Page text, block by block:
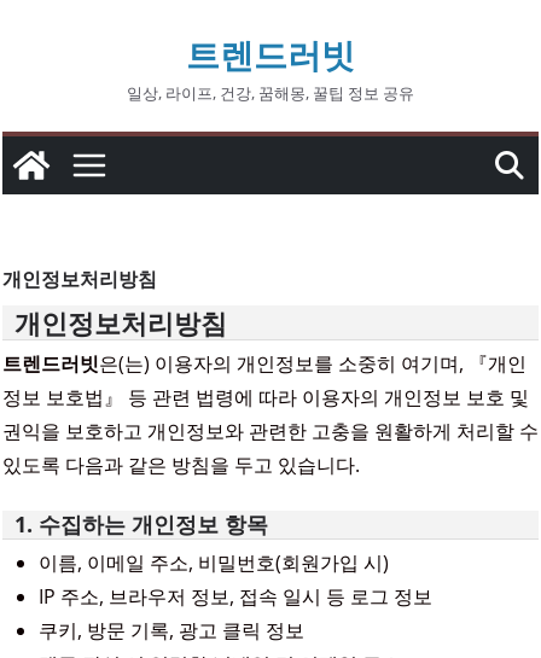
트렌드러빗
일상, 라이프, 건강, 꿈해몽, 꿀팁 정보 공유
개인정보처리방침
개인정보처리방침
트렌드러빗은(는) 이용자의 개인정보를 소중히 여기며, 『개인
정보 보호법』 등 관련 법령에 따라 이용자의 개인정보 보호 및
권익을 보호하고 개인정보와 관련한 고충을 원활하게 처리할 수
있도록 다음과 같은 방침을 두고 있습니다.
1. 수집하는 개인정보 항목
이름, 이메일 주소, 비밀번호(회원가입 시)
IP 주소, 브라우저 정보, 접속 일시 등 로그 정보
쿠키, 방문 기록, 광고 클릭 정보